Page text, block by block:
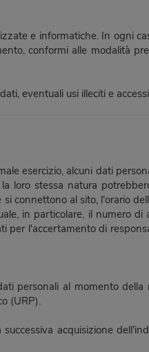
e informatiche. In ogni
conformi alle modalità
eventuali usi illeciti e
esercizio, alcuni dati
stessa natura
al sito, l'orario
in particolare, il numero
l'accertamento di
personali al momento
(URP).
acquisizione